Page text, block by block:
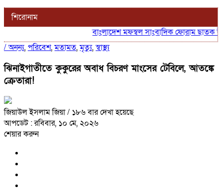
শিরোনাম
বাংলাদেশ মফস্বল সাংবাদিক ফোরাম ছাতক
/অনন্য,পরিবেশ,মতামত,মৃত্যু,স্বাস্থ্য
ঝিনাইগাতীতে কুকুরের অবাধ বিচরণ মাংসের টেবিলে, আতঙ্কে
ক্রেতারা!
জিয়াউল ইসলাম জিয়া/ ১৮৬ বার দেখা হয়েছে
আপডেট : রবিবার, ১০ মে, ২০২৬
শেয়ার করুন